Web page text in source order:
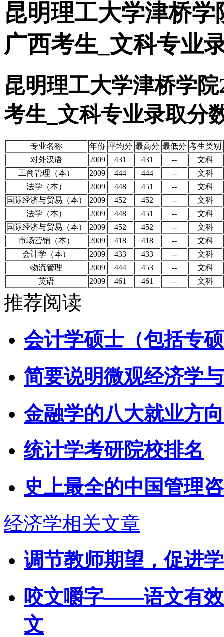
昆明理工大学津桥
广西考生_文科专业
昆明理工大学津桥学
考生_文科专业录取分
专业名称 年份 平均分 最高分 最低分 考生类别
对外汉语
2009 431 431 --
文科
工商管理（本）
2009 444 444 --
文科
法学（本）
2009 448 451 --
文科
国际经济与贸易（本）
2009 452 452 --
文科
法学（本）
2009 448 451 --
文科
国际经济与贸易（本）
2009 452 452 --
文科
市场营销（本）
2009 418 418 --
文科
会计学（本）
2009 433 433 --
文科
物流管理
2009 444 453 --
文科
英语
2009 461 461 -- 文科
推荐阅读
会计学硕士（包括专
简要说明微观经济学
金融学的八大就业方
统计学考研院校排名
史上最全的中国管理
经济学相关文章
调节教师期望，促进
咬文嚼字——语文有效
文